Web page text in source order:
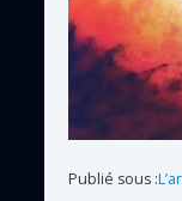
Publié sous :